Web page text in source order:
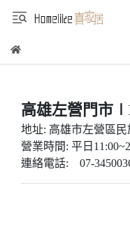
高雄左營門市
地址: 高雄市左營區民
營業時間: 平日
連絡電話: 07-